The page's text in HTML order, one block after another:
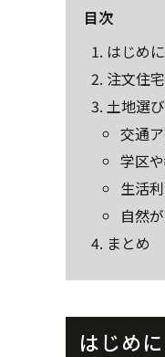
目次
はじめに
注文住
土地選
交通
学区
生活
自然
まとめ
はじめに